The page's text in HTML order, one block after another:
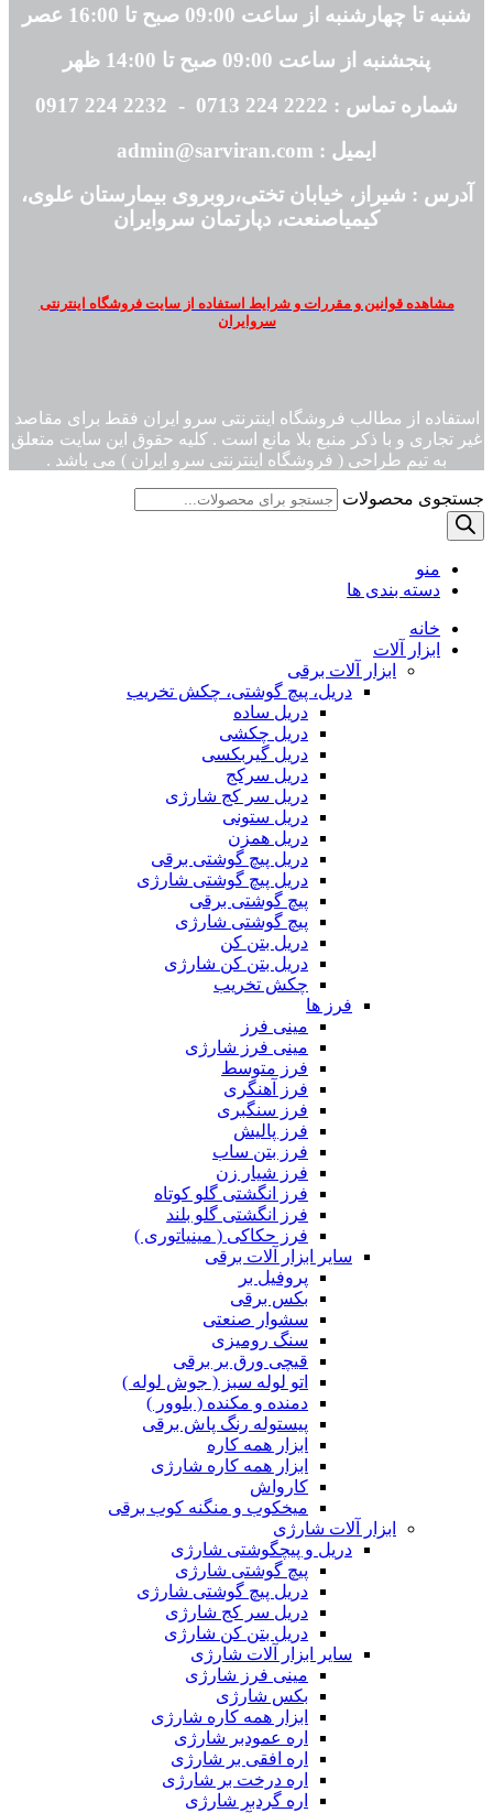
شنبه تا چهارشنبه از ساعت 09:00 صبح تا 16:00 عصر
پنجشنبه از ساعت 09:00 صبح تا 14:00 ظهر
شماره تماس : 2222 224 0713 - 2232 224 0917
ایمیل : admin@sarviran.com
آدرس : شیراز، خیابان تختی،روبروی بیمارستان علوی،
کیمیاصنعت، دپارتمان سروایران
مشاهده قوانین و مقررات و شرایط استفاده از سایت فروشگاه اینترنتی
سروایران
استفاده از مطالب فروشگاه اینترنتی سرو ایران فقط برای مقاصد
غیر تجاری و با ذکر منبع بلا مانع است . کلیه حقوق این سایت متعلق
به تیم طراحی ( فروشگاه اینترنتی سرو ایران ) می باشد .
جستجوی محصولات
منو
دسته بندی ها
خانه
ابزار آلات
ابزار آلات برقی
دریل، پیچ گوشتی، چکش تخریب
دریل ساده
دریل چکشی
دریل گیربکسی
دریل سرکج
دریل سر کج شارژی
دریل ستونی
دریل همزن
دریل پیچ گوشتی برقی
دریل پیچ گوشتی شارژی
پیچ گوشتی برقی
پیچ گوشتی شارژی
دریل بتن کن
دریل بتن کن شارژی
چکش تخریب
فرز ها
مینی فرز
مینی فرز شارژی
فرز متوسط
فرز آهنگری
فرز سنگبری
فرز پالیش
فرز بتن ساب
فرز شیار زن
فرز انگشتی گلو کوتاه
فرز انگشتی گلو بلند
فرز حکاکی ( مینیاتوری )
سایر ابزار آلات برقی
پروفیل بر
بکس برقی
سشوار صنعتی
سنگ رومیزی
قیچی ورق بر برقی
اتو لوله سبز ( جوش لوله )
دمنده و مکنده ( بلوور )
پیستوله رنگ پاش برقی
ابزار همه کاره
ابزار همه کاره شارژی
کارواش
میخکوب و منگنه کوب برقی
ابزار آلات شارژی
دریل و پیچگوشتی شارژی
پیچ گوشتی شارژی
دریل پیچ گوشتی شارژی
دریل سر کج شارژی
دریل بتن کن شارژی
سایر ابزار آلات شارژی
مینی فرز شارژی
بکس شارژی
ابزار همه کاره شارژی
اره عمودبر شارژی
اره افقی بر شارژی
اره درخت بر شارژی
اره گردبر شارژی